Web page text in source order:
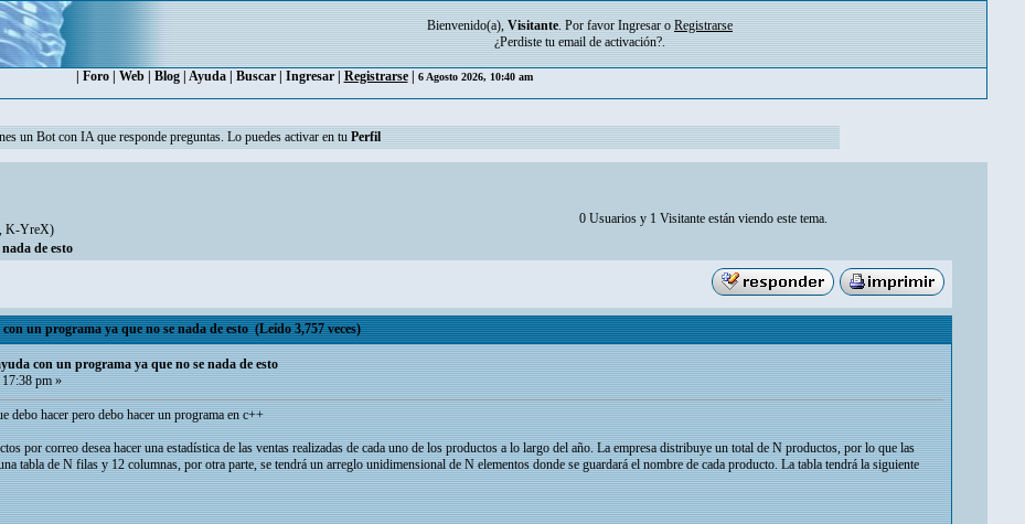
Bienvenido(a), Visitante. Por favor Ingresar o Registrarse
¿Perdiste tu email de activación?.
Foro| Web| Blog| Ayuda| Buscar| Ingresar| Registrarse| 6 Agosto 2026, 10:40 am
un Bot con IA que responde preguntas. Lo puedes activar en tu Perfil
, K-YreX)
de esto
0 Usuarios y 1 Visitante están viendo este tema.
un programa ya que no se nada de esto (Leído 3,757 veces)
con un programa ya que no se nada de esto
pm »
debo hacer pero debo hacer un programa en c++
por correo desea hacer una estadística de las ventas realizadas de cada uno de los productos a lo largo del año. La empresa distribuye un total de N productos, por lo que las
tabla de N filas y 12 columnas, por otra parte, se tendrá un arreglo unidimensional de N elementos donde se guardará el nombre de cada producto. La tabla tendrá la siguiente